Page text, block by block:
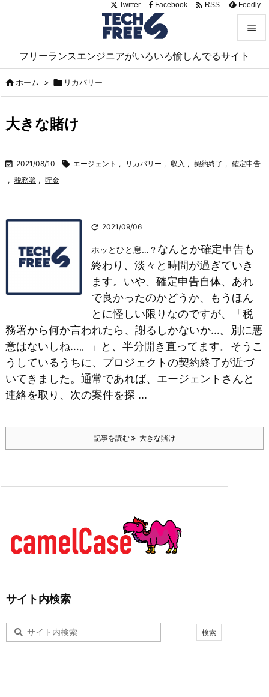
フリーランスエンジニアがいろいろ愉しんでるサイト


サイド
Twitter Facebook  RSS Feedly
ホーム >  リカバリー
大きな賭け
 2021/08/10  エージェント , リカバリー , 収入 , 契約終了 , 確定申告
, 税務署 , 貯金
 2021/09/06
ホッとひと息…？ なんとか確定申告も
終わり、淡々と時間が過ぎていき
ます。いや、確定申告自体、あれ
で良かったのかどうか、もうほん
とに怪しい限りなのですが、「税
務署から何か言われたら、謝るしかないか…。別に悪
意はないしね…。」と、半分開き直ってます。 そうこ
うしているうちに、プロジェクトの契約終了が近づ
いてきました。 通常であれば、エージェントさんと
連絡を取り、次の案件を探 ...
記事を読む 大きな賭け
サイト内検索